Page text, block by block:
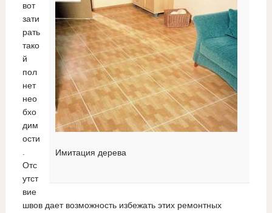
Имитация дерева
вот
зати
рать
тако
й
пол
нет
нео
бхо
дим
ости
.
Отс
утст
вие
швов дает возможность избежать этих ремонтных